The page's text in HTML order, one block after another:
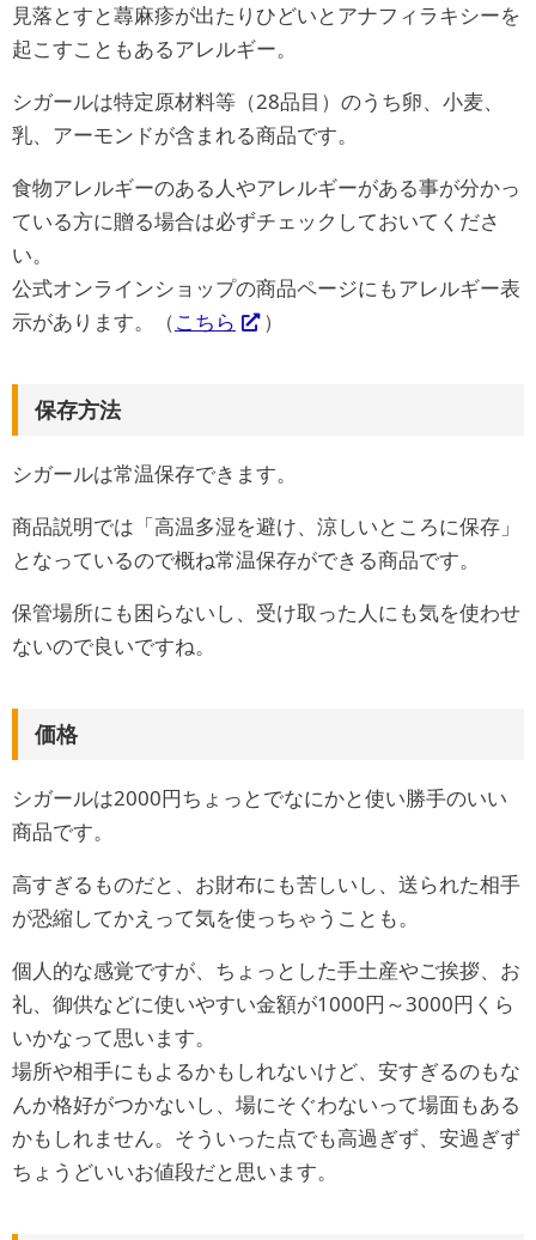
見落とすと蕁麻疹が出たりひどいとアナフィラキシーを
起こすこともあるアレルギー。
シガールは特定原材料等（28品目）のうち卵、小麦、
乳、アーモンドが含まれる商品です。
食物アレルギーのある人やアレルギーがある事が分かっ
ている方に贈る場合は必ずチェックしておいてくださ
い。
公式オンラインショップの商品ページにもアレルギー表
示があります。（こちら ）
保存方法
シガールは常温保存できます。
商品説明では「高温多湿を避け、涼しいところに保存」
となっているので概ね常温保存ができる商品です。
保管場所にも困らないし、受け取った人にも気を使わせ
ないので良いですね。
価格
シガールは2000円ちょっとでなにかと使い勝手のいい
商品です。
高すぎるものだと、お財布にも苦しいし、送られた相手
が恐縮してかえって気を使っちゃうことも。
個人的な感覚ですが、ちょっとした手土産やご挨拶、お
礼、御供などに使いやすい金額が1000円～3000円くら
いかなって思います。
場所や相手にもよるかもしれないけど、安すぎるのもな
んか格好がつかないし、場にそぐわないって場面もある
かもしれません。そういった点でも高過ぎず、安過ぎず
ちょうどいいお値段だと思います。